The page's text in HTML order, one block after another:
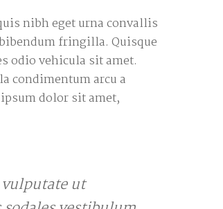
nibh eget urna convallis
fringilla. Quisque
odio vehicula sit amet.
condimentum arcu a
dolor sit amet,
ut